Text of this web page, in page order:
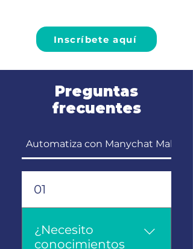
Inscríbete aquí
Preguntas
frecuentes
Automatiza con Manychat Make y
01
¿Necesito
conocimientos